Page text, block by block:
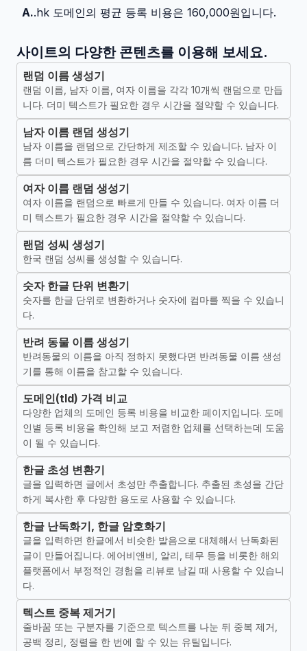
A..hk 도메인의 평균 등록 비용은 160,000원입니다.
사이트의 다양한 콘텐츠를 이용해 보세요.
랜덤 이름 생성기
랜덤 이름, 남자 이름, 여자 이름을 각각 10개씩 랜덤으로 만듭
니다. 더미 텍스트가 필요한 경우 시간을 절약할 수 있습니다.
남자 이름 랜덤 생성기
남자 이름을 랜덤으로 간단하게 제조할 수 있습니다. 남자 이
름 더미 텍스트가 필요한 경우 시간을 절약할 수 있습니다.
여자 이름 랜덤 생성기
여자 이름을 랜덤으로 빠르게 만들 수 있습니다. 여자 이름 더
미 텍스트가 필요한 경우 시간을 절약할 수 있습니다.
랜덤 성씨 생성기
한국 랜덤 성씨를 생성할 수 있습니다.
숫자 한글 단위 변환기
숫자를 한글 단위로 변환하거나 숫자에 컴마를 찍을 수 있습니
다.
반려 동물 이름 생성기
반려동물의 이름을 아직 정하지 못했다면 반려동물 이름 생성
기를 통해 이름을 참고할 수 있습니다.
도메인(tld) 가격 비교
다양한 업체의 도메인 등록 비용을 비교한 페이지입니다. 도메
인별 등록 비용을 확인해 보고 저렴한 업체를 선택하는데 도움
이 될 수 있습니다.
한글 초성 변환기
글을 입력하면 글에서 초성만 추출합니다. 추출된 초성을 간단
하게 복사한 후 다양한 용도로 사용할 수 있습니다.
한글 난독화기, 한글 암호화기
글을 입력하면 한글에서 비슷한 발음으로 대체해서 난독화된
글이 만들어집니다. 에어비앤비, 알리, 테무 등을 비롯한 해외
플랫폼에서 부정적인 경험을 리뷰로 남길 때 사용할 수 있습니
다.
텍스트 중복 제거기
줄바꿈 또는 구분자를 기준으로 텍스트를 나눈 뒤 중복 제거,
공백 정리, 정렬을 한 번에 할 수 있는 유틸입니다.